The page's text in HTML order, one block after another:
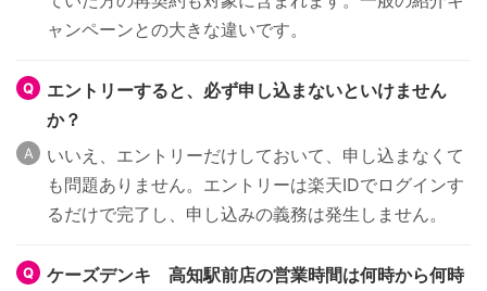
ャンペーンとの大きな違いです。
エントリーすると、必ず申し込まないといけません
か？
いいえ、エントリーだけしておいて、申し込まなくて
も問題ありません。エントリーは楽天IDでログインす
るだけで完了し、申し込みの義務は発生しません。
ケーズデンキ 高知駅前店の営業時間は何時から何時